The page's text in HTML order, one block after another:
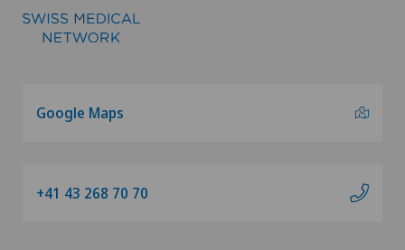
Google Maps
+41 43 268 70 70